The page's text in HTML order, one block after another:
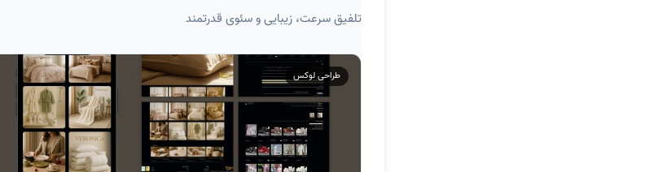
تلفیق سرعت، زیبایی و سئوی قدرتمند
طراحی لوکس